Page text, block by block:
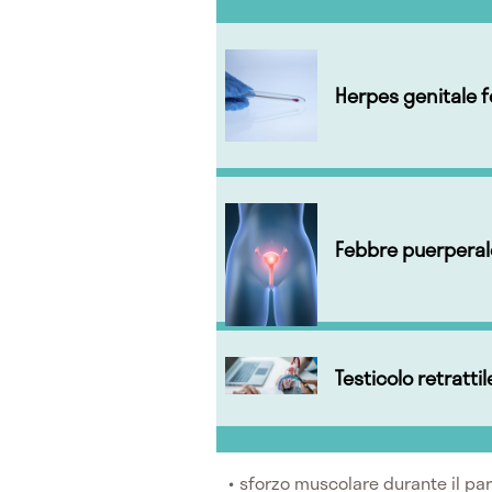
Herpes genitale
Febbre
Testicolo
sforzo muscolare durante il